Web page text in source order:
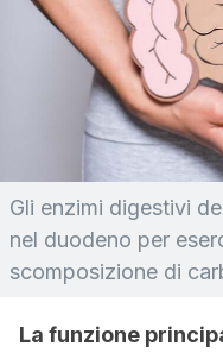
Gli enzimi digestivi
nel duodeno per
scomposizione di
La funzione